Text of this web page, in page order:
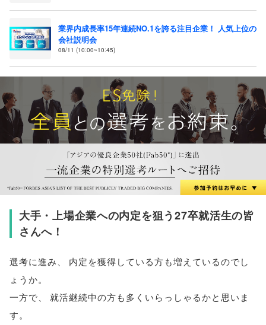
業界内成長率15年連続NO.1を誇る注目企業！ 人気上位の
会社説明会
08/11 (10:00~10:45)
大手・上場企業への内定を狙う27卒就活生の皆
さんへ！
選考に進み
内定を獲得している方も増えているのでし
ょうか。
一方で
就活継続中の方も多くいらっしゃるかと思いま
す。